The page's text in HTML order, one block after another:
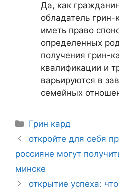
Да, как
обладатель
иметь право
определенных
получения грин-
квалификации и
варьируются в
семейных
Рубрики
Грин кард
Навигация
записи
откройте для себя
россияне могут
минске
открытие успеха: